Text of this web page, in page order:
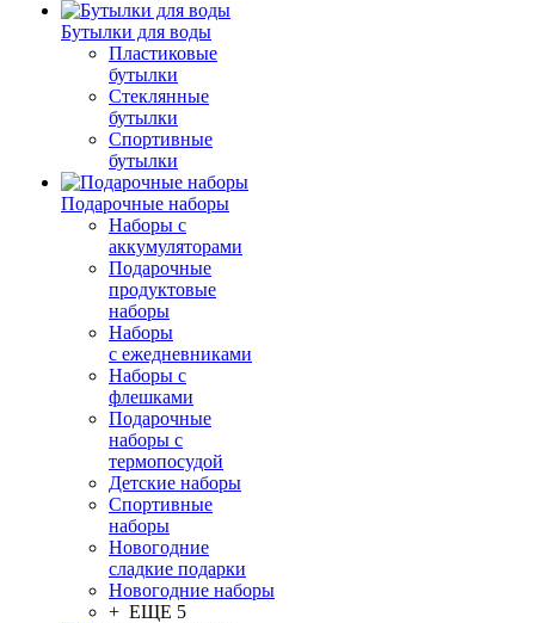
Бутылки для воды
Пластиковые
бутылки
Стеклянные
бутылки
Спортивные
бутылки
Подарочные наборы
Наборы с
аккумуляторами
Подарочные
продуктовые
наборы
Наборы
с ежедневниками
Наборы с
флешками
Подарочные
наборы с
термопосудой
Детские наборы
Спортивные
наборы
Новогодние
сладкие подарки
Новогодние наборы
+ ЕЩЕ 5